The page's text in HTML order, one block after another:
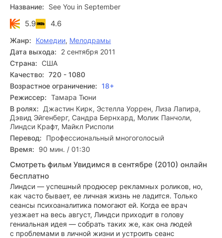
Название: See You in September
5.9 4.6
Жанр: Комедии, Мелодрамы
Дата выхода:
2 сентября 2011
Страна: США
Качество: 720 - 1080
Возрастное ограничение: 18+
Режиссер: Тамара Тюни
В ролях:
Джастин Кирк, Эстелла Уоррен, Лиза Лапира,
Дэвид Эйгенберг, Сандра Бернхард, Молик Панчоли,
Линдси Крафт, Майкл Рисполи
Перевод:
Профессиональный многоголосый
Время:
90 мин. / 01:30
Смотреть фильм Увидимся в сентябре (2010) онлайн
бесплатно
Линдси — успешный продюсер рекламных роликов, но,
как часто бывает, ее личная жизнь не ладится. Только
сеансы психоаналитика помогают ей. Когда ее врач
уезжает на весь август, Линдси приходит в голову
гениальная идея — собрать таких же, как она людей
с проблемами в личной жизни и устроить сеанс